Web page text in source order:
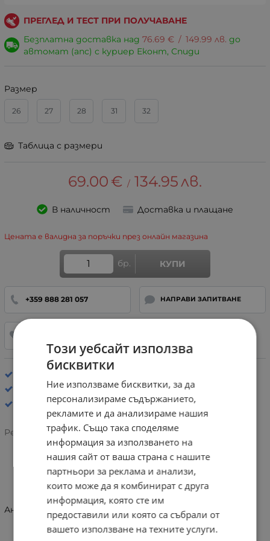
ПРЕГЛЕД И ТЕСТ ПРИ ПОЛУЧАВАНЕ
Безплатна доставка над 76.69 € / 149.99 лв. до
автомат (апс) с куриер Еконт, Спиди
Размер
26 27 28 31 32
Таблица с размери
69.00 € / 134.95лв.
В наличност Доставка и плащане
Цената е валидна за поръчки през онлайн магазина
бр. КУПИ
+359 888 281 057 НАПРАВИ ЗАПИТВАНЕ
Спортни маратонки
Рейтинг:
ИНФОРМАЦИЯ
Анатомични сникърси Geox J45LRA 022BC C8Q1Z
Този уебсайт използва
бисквитки
Ние използваме бисквитки, за да
персонализираме съдържанието,
рекламите и да анализираме нашия
трафик. Също така споделяме
информация за използването на
нашия сайт от ваша страна с нашите
партньори за реклама и анализи,
които може да я комбинират с друга
информация, която сте им
предоставили или която са събрали от
вашето използване на техните услуги.